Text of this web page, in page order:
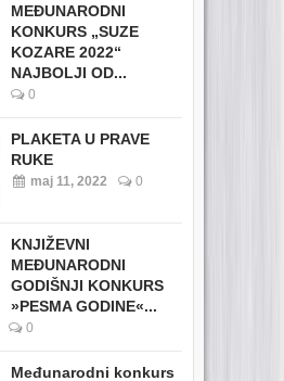
MEĐUNARODNI
KONKURS „SUZE
KOZARE 2022“
NAJBOLJI OD...
0
PLAKETA U PRAVE
RUKE
maj 11, 2022 0
KNJIŽEVNI
MEĐUNARODNI
GODIŠNJI KONKURS
»PESMA GODINE«...
0
Međunarodni konkurs